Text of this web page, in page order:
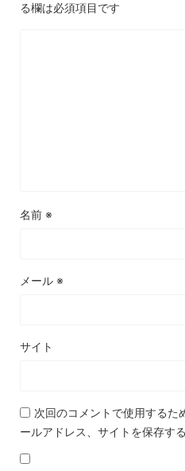
る欄は必須項目です
名前 ※
メール ※
サイト
次回のコメントで使用するた
ールアドレス、サイトを保存する